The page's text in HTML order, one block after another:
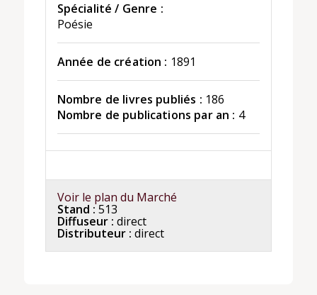
Spécialité / Genre :
Poésie
Année de création : 1891
Nombre de livres publiés : 186
Nombre de publications par an : 4
Voir le plan du Marché
Stand : 513
Diffuseur : direct
Distributeur : direct